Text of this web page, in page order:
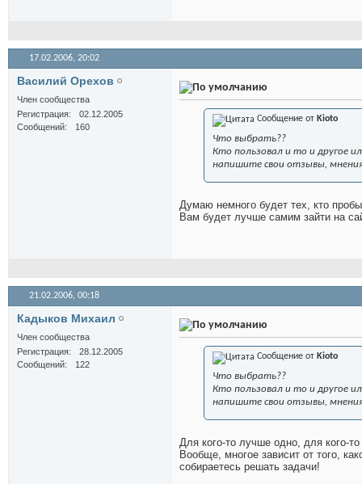
17.02.2006, 20:02
Василий Орехов
Член сообщества
Регистрация
02.12.2005
Сообщений
160
Сообщение от Kioto
Что выбрать??
Кто пользовал и то и другое
напишите свои отзывы,
Думаю немного будет тех, кто
Вам будет лучше самим зайти на
21.02.2006, 00:18
Кадыков Михаил
Член сообщества
Регистрация
28.12.2005
Сообщений
122
Сообщение от Kioto
Что выбрать??
Кто пользовал и то и другое
напишите свои отзывы,
Для кого-то лучше одно, для кого-
Вообще, многое зависит от того,
собираетесь решать задачи!